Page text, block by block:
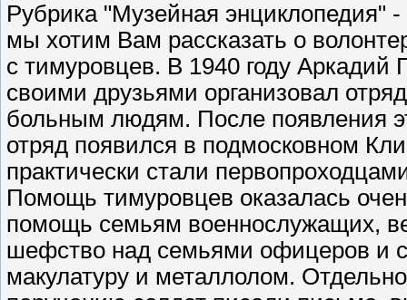
Рубрика "Музейная энциклопедия"
мы хотим Вам рассказать о
с тимуровцев. В 1940 году Аркадий
своими друзьями организовал
больным людям. После появления
отряд появился в подмосковном
практически стали
Помощь тимуровцев оказалась
помощь семьям военнослужащих,
шефство над семьями офицеров и
макулатуру и металлолом.